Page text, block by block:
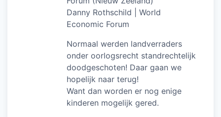
Danny Rothschild | World
Economic Forum
Normaal werden landverraders
onder oorlogsrecht standrechtelijk
doodgeschoten! Daar gaan we
hopelijk naar terug!
Want dan worden er nog enige
kinderen mogelijk gered.